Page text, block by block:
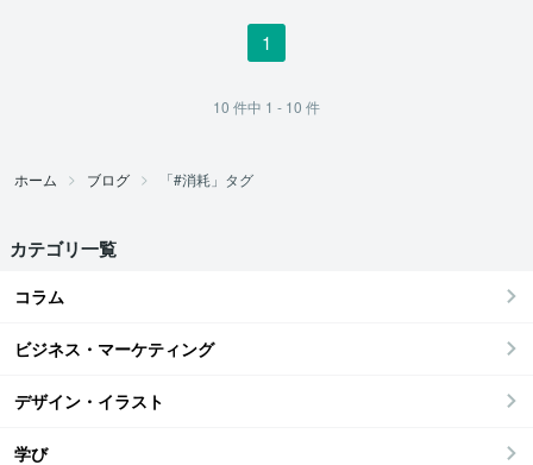
1
10 件中 1 - 10 件
ホーム ブログ 「#消耗」タグ
カテゴリ一覧
コラム
ビジネス・マーケティング
デザイン・イラスト
学び